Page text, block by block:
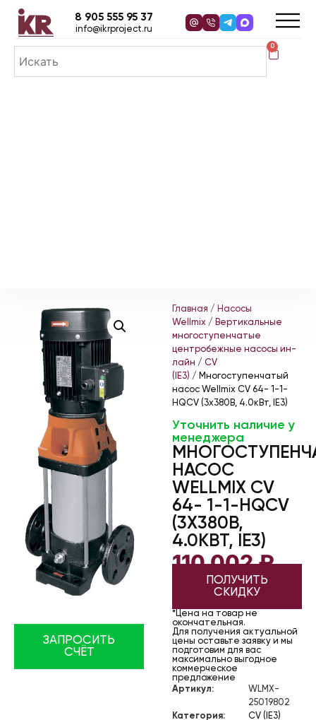
0
8 905 555 95 37
info@ikrproject.ru
ЗАПРОСИТЬ
СЧЁТ
Главная / Насосы
Wellmix / Вертикальные
многоступенчатые
центробежные насосы ин-
лайн / CV
(IE3) / Многоступенчатый
насос Wellmix CV 64- 1-1-
HQCV (3х380В, 4.0кВт, IE3)
Уточнить наличие у
менеджера
НАСОС
WELLMIX CV
64- 1-1-HQCV
(3Х380В,
4.0КВТ, IE3)
110 002₽
ПОЛУЧИТЬ
СКИДКУ
*Цена на товар не
окончательная.
Для получения актуальной
цены оставьте заявку и мы
подготовим для вас
максимально выгодное
коммерческое
предложение
Артикул:
WLMX-
25019802
Категория:
CV (IE3)